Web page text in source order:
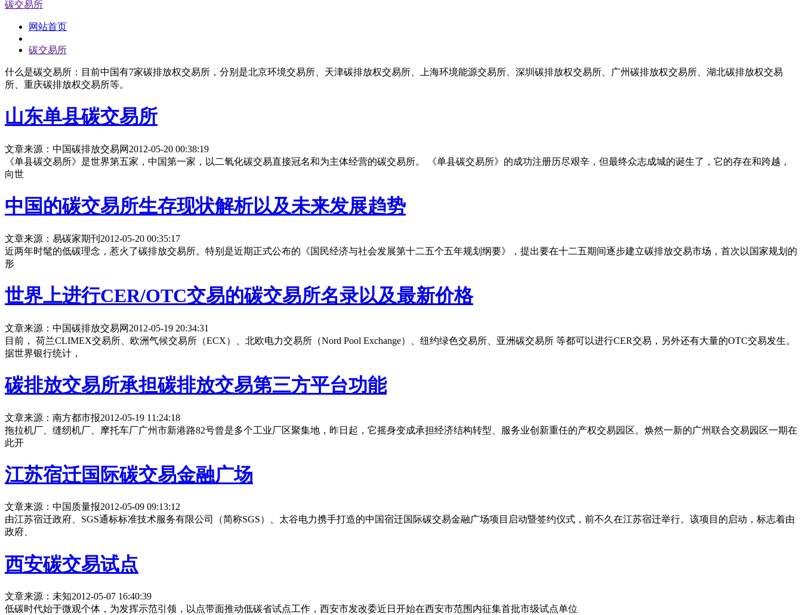
碳交易所
网站首页
碳交易所
什么是碳交易所：目前中国有7家碳排放权交易所，分别是北京环境交易所、天津碳排放权交易所、上海环境能源交易所、深圳碳排放权交易所、广州碳排放权交易所、湖北碳排放权交易
所、重庆碳排放权交易所等。
山东单县碳交易所
文章来源：中国碳排放交易网 2012-05-20 00:38:19
《单县碳交易所》是世界第五家，中国第一家，以二氧化碳交易直接冠名和为主体经营的碳交易所。 《单县碳交易所》的成功注册历尽艰辛，但最终众志成城的诞生了，它的存在和跨越，
向世
中国的碳交易所生存现状解析以及未来发展趋势
文章来源：易碳家期刊 2012-05-20 00:35:17
近两年时髦的低碳理念，惹火了碳排放交易所。特别是近期正式公布的《国民经济与社会发展第十二五个五年规划纲要》，提出要在十二五期间逐步建立碳排放交易市场，首次以国家规划的
形
世界上进行CER/OTC交易的碳交易所名录以及最新价格
文章来源：中国碳排放交易网 2012-05-19 20:34:31
目前， 荷兰CLIMEX交易所、欧洲气候交易所（ECX）、北欧电力交易所（Nord Pool Exchange）、纽约绿色交易所、亚洲碳交易所 等都可以进行CER交易，另外还有大量的OTC交易发生。
据世界银行统计，
碳排放交易所承担碳排放交易第三方平台功能
文章来源：南方都市报2012-05-19 11:24:18
拖拉机厂、缝纫机厂、摩托车厂广州市新港路82号曾是多个工业厂区聚集地，昨日起，它摇身变成承担经济结构转型、服务业创新重任的产权交易园区。焕然一新的广州联合交易园区一期在
此开
江苏宿迁国际碳交易金融广场
文章来源：中国质量报2012-05-09 09:13:12
由江苏宿迁政府、SGS通标标准技术服务有限公司（简称SGS）、太谷电力携手打造的中国宿迁国际碳交易金融广场项目启动暨签约仪式，前不久在江苏宿迁举行。该项目的启动，标志着由
政府、
西安碳交易试点
文章来源：未知2012-05-07 16:40:39
低碳时代始于微观个体，为发挥示范引领，以点带面推动低碳省试点工作，西安市发改委近日开始在西安市范围内征集首批市级试点单位